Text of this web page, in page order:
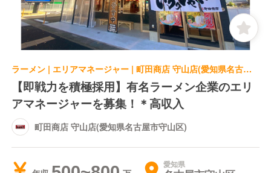
ラーメン | エリアマネージャー | 町田商店 守山店(愛知県名古屋市守山区)
【即戦力を積極採用】有名ラーメン企業のエリ
アマネージャーを募集！＊高収入
町田商店 守山店(愛知県名古屋市守山区)
愛知県